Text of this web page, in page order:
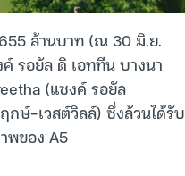
ล้านบาท (ณ 30 มิ.ย.
รอยัล ดิ เอททีน บางนา
(แซงค์ รอยัล
กษ์-เวสต์วิลล์) ซึ่งล้วนได้รับ
พของ A5